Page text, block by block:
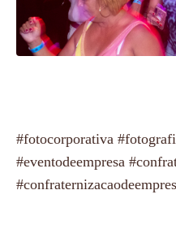
#fotocorporativa
#eventodeempresa